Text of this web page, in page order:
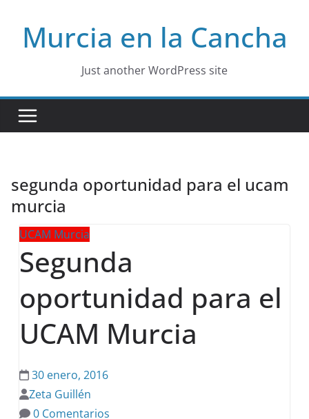
contentMurcia en la Cancha
Just another WordPress site
segunda oportunidad para el ucam
murcia
UCAM Murcia
Segunda
oportunidad para el
UCAM Murcia
30 enero, 2016
Zeta Guillén
0 Comentarios